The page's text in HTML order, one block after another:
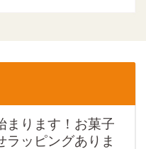
まります！お菓子
ラッピングありま